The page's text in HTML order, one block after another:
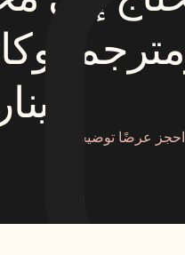
احجز عرضًا توضيحيًا